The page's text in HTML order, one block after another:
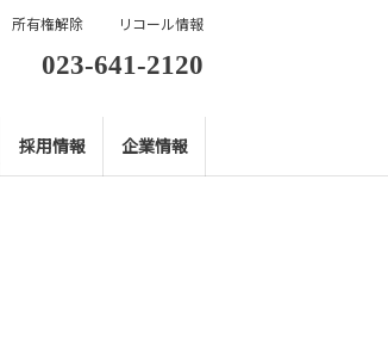
023-641-2120
採用情報 企業情報
所有権解除 リコール情報